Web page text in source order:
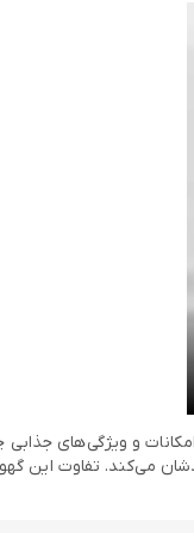
و …، کمک زیادی به والدین در آرام کردن